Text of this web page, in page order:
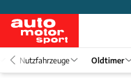
Nutzfahrzeuge Oldtimer